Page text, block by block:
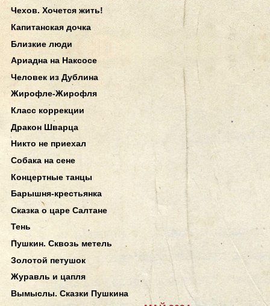
Чехов. Хочется жить!
Капитанская дочка
Близкие люди
Ариадна на Наксосе
Человек из Дублина
Жирофле-Жирофля
Класс коррекции
Дракон Шварца
Никто не приехал
Собака на сене
Концертные танцы
Барышня-крестьянка
Сказка о царе Салтане
Тень
Пушкин. Сквозь метель
Золотой петушок
Журавль и цапля
Вымыслы. Сказки Пушкина